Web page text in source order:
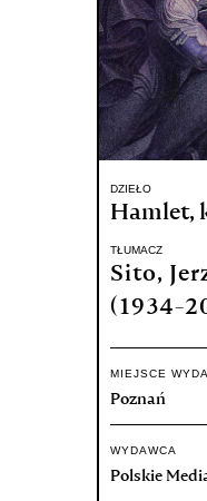
DZIEŁO
Hamlet,
TŁUMACZ
Sito,
(1934-
MIEJSCE
Poznań
WYDAWCA
Polskie